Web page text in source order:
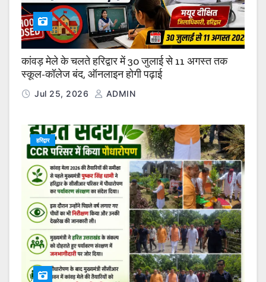
कांवड़ मेले के चलते हरिद्वार में 30 जुलाई से 11 अगस्त तक
स्कूल-कॉलेज बंद, ऑनलाइन होगी पढ़ाई
Jul 25, 2026 ADMIN
हरिद्वार